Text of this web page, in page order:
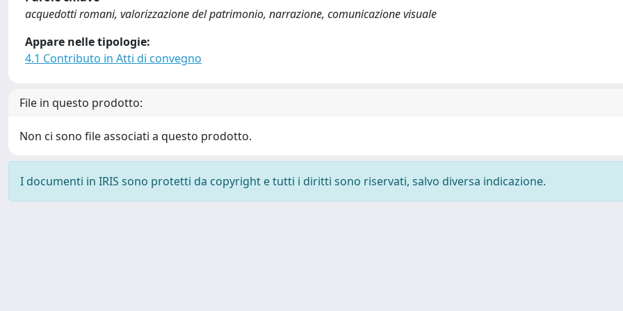
acquedotti romani, valorizzazione del patrimonio, narrazione, comunicazione visuale
Appare nelle tipologie:
4.1 Contributo in Atti di convegno
File in questo prodotto:
Non ci sono file associati a questo prodotto.
I documenti in IRIS sono protetti da copyright e tutti i diritti sono riservati, salvo diversa indicazione.